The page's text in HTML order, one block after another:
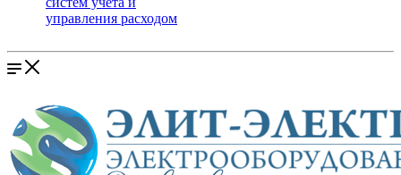
управления расходом